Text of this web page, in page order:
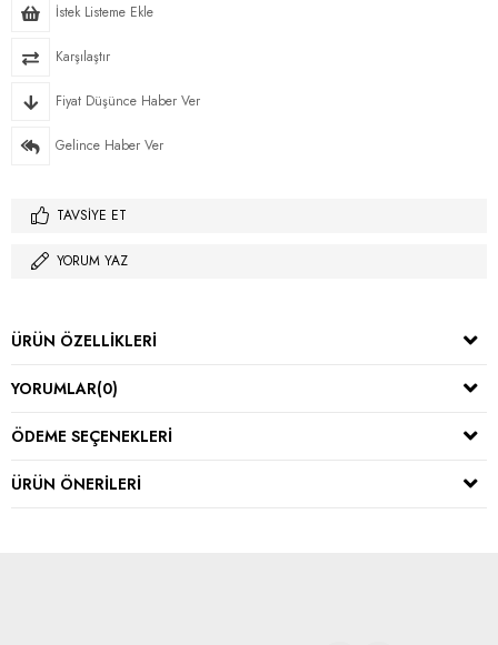
İstek Listeme Ekle
Karşılaştır
Fiyat Düşünce Haber Ver
Gelince Haber Ver
TAVSIYE ET
YORUM YAZ
ÜRÜN ÖZELLIKLERI
YORUMLAR(0)
ÖDEME SEÇENEKLERI
ÜRÜN ÖNERILERI